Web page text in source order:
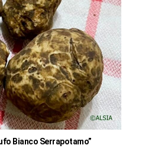
Bianco Serrapotamo”